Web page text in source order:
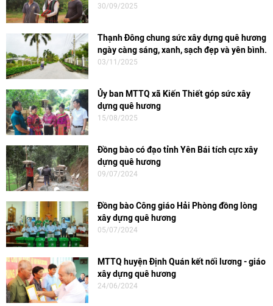
30/09/2025
Thạnh Đông chung sức xây dựng quê hương
ngày càng sáng, xanh, sạch đẹp và yên bình.
03/11/2025
Ủy ban MTTQ xã Kiến Thiết góp sức xây
dựng quê hương
15/08/2025
Đồng bào có đạo tỉnh Yên Bái tích cực xây
dựng quê hương
09/07/2024
Đồng bào Công giáo Hải Phòng đồng lòng
xây dựng quê hương
05/07/2024
MTTQ huyện Định Quán kết nối lương - giáo
xây dựng quê hương
24/06/2024